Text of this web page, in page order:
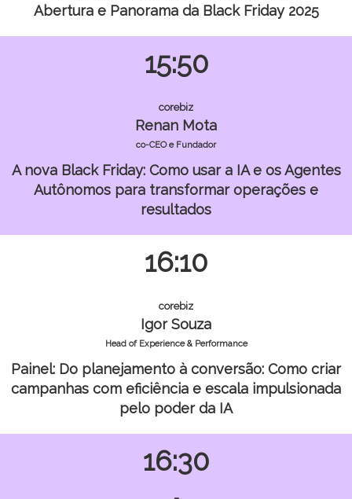
Abertura e Panorama da Black Friday 2025
15:50
corebiz
Renan Mota
co-CEO e Fundador
A nova Black Friday: Como usar a IA e os Agentes
Autônomos para transformar operações e
resultados
16:10
corebiz
Igor Souza
Head of Experience & Performance
Painel: Do planejamento à conversão: Como criar
campanhas com eficiência e escala impulsionada
pelo poder da IA
16:30